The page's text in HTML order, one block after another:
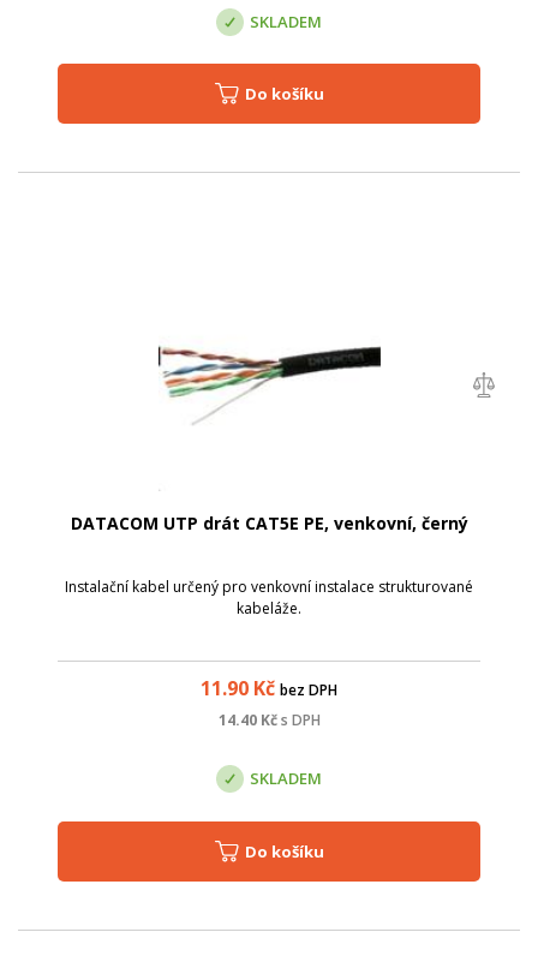
SKLADEM
Do košíku
DATACOM UTP drát CAT5E PE, venkovní, černý
Instalační kabel určený pro venkovní instalace strukturované
kabeláže.
11.90 Kč bez DPH
14.40Kč s DPH
SKLADEM
Do košíku